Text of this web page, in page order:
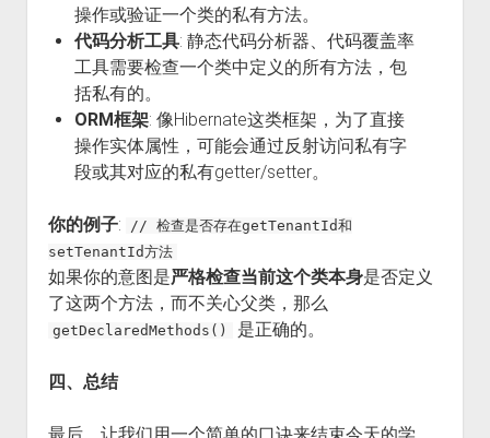
操作或验证一个类的私有方法。
代码分析工具: 静态代码分析器、代码覆盖率
工具需要检查一个类中定义的所有方法，包
括私有的。
ORM框架: 像Hibernate这类框架，为了直接
操作实体属性，可能会通过反射访问私有字
段或其对应的私有getter/setter。
你的例子:
// 检查是否存在getTenantId和
setTenantId方法
如果你的意图是严格检查当前这个类本身是否定义
了这两个方法，而不关心父类，那么
getDeclaredMethods() 是正确的。
四、总结